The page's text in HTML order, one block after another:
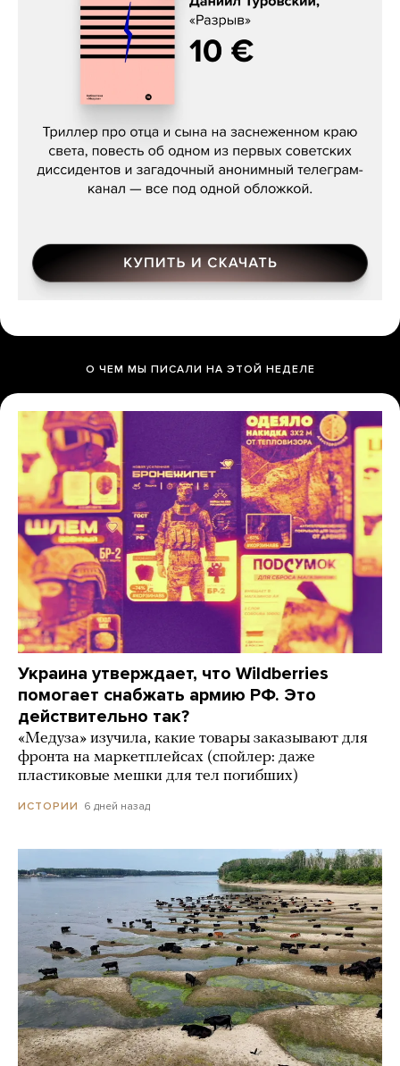
Даниил Туровский, «Разрыв»
О ЧЕМ МЫ ПИСАЛИ НА ЭТОЙ НЕДЕЛЕ
Украина утверждает, что Wildberries
помогает снабжать армию РФ. Это
действительно так?
«Медуза» изучила, какие товары заказывают для
фронта на маркетплейсах (спойлер: даже
пластиковые мешки для тел погибших)
ИСТОРИИ 6 дней назад